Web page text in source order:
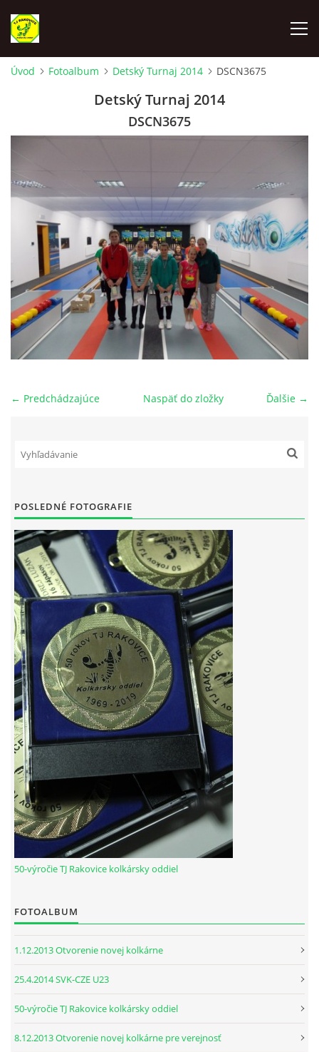
VYLOSOVANIE - SÚŤAŽNÝ ROČNÍK 2025-2026
TJ RAKOVICE "B"
TJ RAKOVICE ŽENY
TJ RAKOVICE DORAST
OBECNÁ INTERLIGA
NOVOROČNÝ TURNAJ
POZVÁNKY
LETNÝ TURNAJ JEDNOTLIVCOV
HODOVÝ TURNAJ
VIDEÁ Z RAKOVÍC
GPS SÚRADNICE
REKORDY NA KOLKÁRNI TJ RAKOVICE
Telovýchovná jednota Rakovice
Rakovice 220
922 08
SK51 0900 0000 0002 8093 8342
tj.rakovice.kolky@gmail.com
Úvod Fotoalbum Detský Turnaj 2014 DSCN3675
Detský Turnaj 2014
DSCN3675
← Predchádzajúce Ďalšie →
Naspäť do zložky
POSLEDNÉ FOTOGRAFIE
50-výročie TJ Rakovice kolkársky oddiel
FOTOALBUM
1.12.2013 Otvorenie novej kolkárne
25.4.2014 SVK-CZE U23
50-výročie TJ Rakovice kolkársky oddiel
8.12.2013 Otvorenie novej kolkárne pre verejnosť